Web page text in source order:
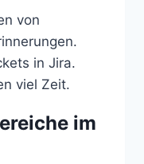
von
in Jira.
viel Zeit.
im